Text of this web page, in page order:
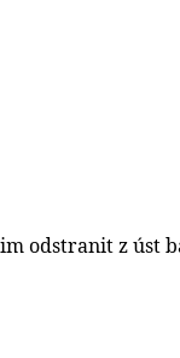
odstranit z úst